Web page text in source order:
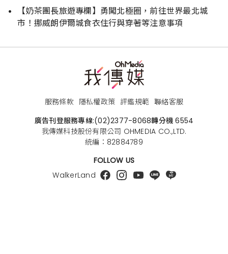
【奶茶團長旅遊專欄】勇闖北極圈，前往世界最北城
市！挪威朗伊爾城食衣住行與穿著等注意事項
服務條款 隱私權政策 評鑑規範 聯絡客服
廣告刊登服務專線:(02)2377-8068轉分機 6554
我傳媒科技股份有限公司 OHMEDIA CO.,LTD.
統編：82884789
FOLLOW US
WalkerLand